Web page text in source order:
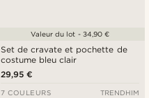
Set de cravate et pochette de
costume bleu clair
29,95 €
Valeur du lot - 34,90 €
7 COULEURS TRENDHIM